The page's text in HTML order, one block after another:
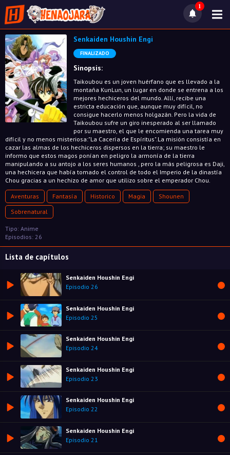
1
Senkaiden Houshin Engi
FINALIZADO
Sinopsis:
Taikoubou es un joven huérfano que es llevado a la
montaña KunLun, un lugar en donde se entrena a los
mejores hechiceros del mundo. Allí, recibe una
estricta educación que, aunque muy difícil, no
consigue hacerlo menos holgazán. Pero la vida de
Taikoubou sufre un giro inesperado al ser llamado
por su maestro, el que le encomienda una tarea muy
difícil y no menos misteriosa:"La Cacería de Espíritus".La misión consistía en
cazar las almas de los hechiceros dispersos en la tierra; su maestro le
informo que estos magos ponían en peligro la armonía de la tierra
manipulando a su antojo a los seres humanos , pero la más peligrosa es Daji,
una hechicera que había tomado el control de todo el Imperio de la dinastía
Chou gracias a un hechizo de amor que utilizo sobre el emperador Chou.
Aventuras Fantasía Historico Magia
Shounen
Sobrenatural
Tipo: Anime
Episodios: 26
Lista de capítulos
Senkaiden Houshin Engi
Episodio 26
Senkaiden Houshin Engi
Episodio 25
Senkaiden Houshin Engi
Episodio 24
Senkaiden Houshin Engi
Episodio 23
Senkaiden Houshin Engi
Episodio 22
Senkaiden Houshin Engi
Episodio 21